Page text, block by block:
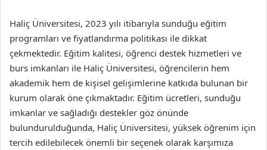
Haliç Üniversitesi, 2023 yılı itibarıyla sunduğu eğitim
programları ve fiyatlandırma politikası ile dikkat
çekmektedir. Eğitim kalitesi, öğrenci destek hizmetleri ve
burs imkanları ile Haliç Üniversitesi, öğrencilerin hem
akademik hem de kişisel gelişimlerine katkıda bulunan bir
kurum olarak öne çıkmaktadır. Eğitim ücretleri, sunduğu
imkanlar ve sağladığı destekler göz önünde
bulundurulduğunda, Haliç Üniversitesi, yüksek öğrenim için
tercih edilebilecek önemli bir seçenek olarak karşımıza